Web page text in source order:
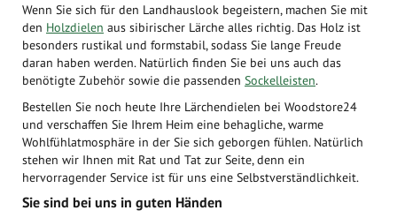
Wenn Sie sich für den Landhauslook begeistern, machen Sie mit
den Holzdielen aus sibirischer Lärche alles richtig. Das Holz ist
besonders rustikal und formstabil, sodass Sie lange Freude
daran haben werden. Natürlich finden Sie bei uns auch das
benötigte Zubehör sowie die passenden Sockelleisten.
Bestellen Sie noch heute Ihre Lärchendielen bei Woodstore24
und verschaffen Sie Ihrem Heim eine behagliche, warme
Wohlfühlatmosphäre in der Sie sich geborgen fühlen. Natürlich
stehen wir Ihnen mit Rat und Tat zur Seite, denn ein
hervorragender Service ist für uns eine Selbstverständlichkeit.
Sie sind bei uns in guten Händen